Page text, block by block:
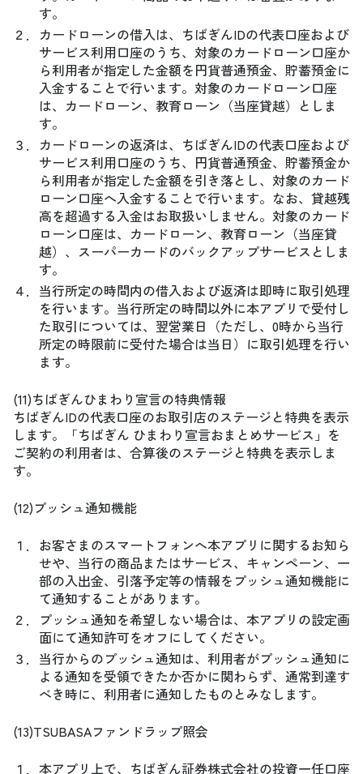
す。
２． カードローンの借入は、ちばぎんIDの代表口座および
サービス利用口座のうち、対象のカードローン口座か
ら利用者が指定した金額を円貨普通預金、貯蓄預金に
入金することで行います。対象のカードローン口座
は、カードローン、教育ローン（当座貸越）としま
す。
３． カードローンの返済は、ちばぎんIDの代表口座および
サービス利用口座のうち、円貨普通預金、貯蓄預金か
ら利用者が指定した金額を引き落とし、対象のカード
ローン口座へ入金することで行います。なお、貸越残
高を超過する入金はお取扱いしません。対象のカード
ローン口座は、カードローン、教育ローン（当座貸
越）、スーパーカードのバックアップサービスとしま
す。
４． 当行所定の時間内の借入および返済は即時に取引処理
を行います。当行所定の時間以外に本アプリで受付し
た取引については、翌営業日（ただし、0時から当行
所定の時限前に受付た場合は当日）に取引処理を行い
ます。
(11)ちばぎんひまわり宣言の特典情報
ちばぎんIDの代表口座のお取引店のステージと特典を表示
します。「ちばぎん ひまわり宣言おまとめサービス」を
ご契約の利用者は、合算後のステージと特典を表示しま
す。
(12)プッシュ通知機能
１． お客さまのスマートフォンへ本アプリに関するお知ら
せや、当行の商品またはサービス、キャンペーン、一
部の入出金、引落予定等の情報をプッシュ通知機能に
て通知することがあります。
２．
プッシュ通知を希望しない場合は、本アプリの設定画
面にて通知許可をオフにしてください。
３． 当行からのプッシュ通知は、利用者がプッシュ通知に
よる通知を受領できたか否かに関わらず、通常到達す
べき時に、利用者に通知したものとみなします。
(13)TSUBASAファンドラップ照会
１． 本アプリ上で、ちばぎん証券株式会社の投資一任口座